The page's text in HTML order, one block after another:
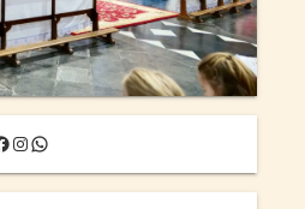
Instagram
WhatsApp